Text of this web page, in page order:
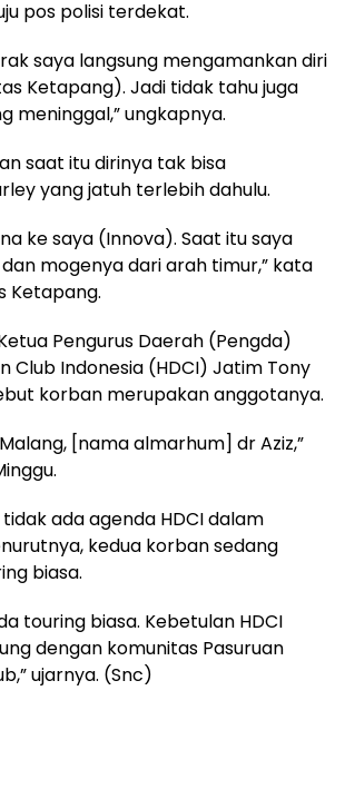
pos polisi terdekat.
saya langsung mengamankan diri
Ketapang). Jadi tidak tahu juga
meninggal,” ungkapnya.
saat itu dirinya tak bisa
yang jatuh terlebih dahulu.
ke saya (Innova). Saat itu saya
mogenya dari arah timur,” kata
Ketapang.
Pengurus Daerah (Pengda)
Club Indonesia (HDCI) Jatim Tony
korban merupakan anggotanya.
[nama almarhum] dr Aziz,”
ada agenda HDCI dalam
kedua korban sedang
biasa.
touring biasa. Kebetulan HDCI
dengan komunitas Pasuruan
ujarnya. (Snc)